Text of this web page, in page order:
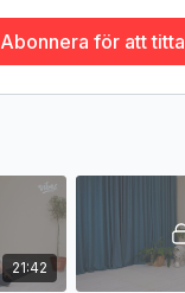
Abonnera för att titta
21:42